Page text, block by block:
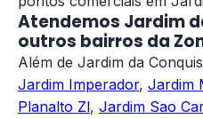
Atendemos Jardim
outros bairros da
Além de Jardim da
Jardim Imperador, Jardim
Planalto Zl, Jardim Sao